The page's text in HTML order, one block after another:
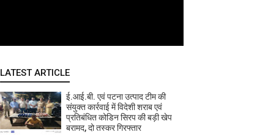
LATEST ARTICLE
ई.आई.बी. एवं पटना उत्पाद टीम की
संयुक्त कार्रवाई में विदेशी शराब एवं
प्रतिबंधित कोडिन सिरप की बड़ी खेप
बरामद, दो तस्कर गिरफ्तार